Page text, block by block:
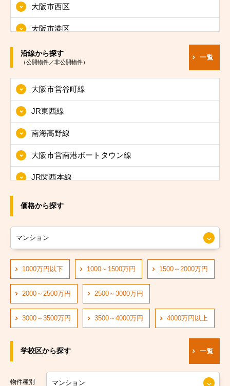
大阪市西区
大阪市港区
大阪市大正区
大阪市浪速区
大阪市西淀川区
大阪市東淀川区
大阪市東成区
大阪市生野区
大阪市旭区
大阪市城東区
大阪市阿倍野区
大阪市住吉区
大阪市東住吉区
大阪市西成区
大阪市住之江区
沿線から探す
（公開物件／非公開物件）
一覧
大阪市営谷町線
JR東西線
南海高野線
大阪市営南港ポートタウン線
JR関西本線
大阪市営長堀鶴見緑地線
大阪市営四つ橋線
阪神なんば線
阪急神戸線
阪堺電軌阪堺線
大阪市営今里筋線
価格から探す
1000万円以下 1000～1500万円 1500～2000万円
2000～2500万円 2500～3000万円
3000～3500万円 3500～4000万円 4000万円以上
学校区から探す 一覧
物件種別